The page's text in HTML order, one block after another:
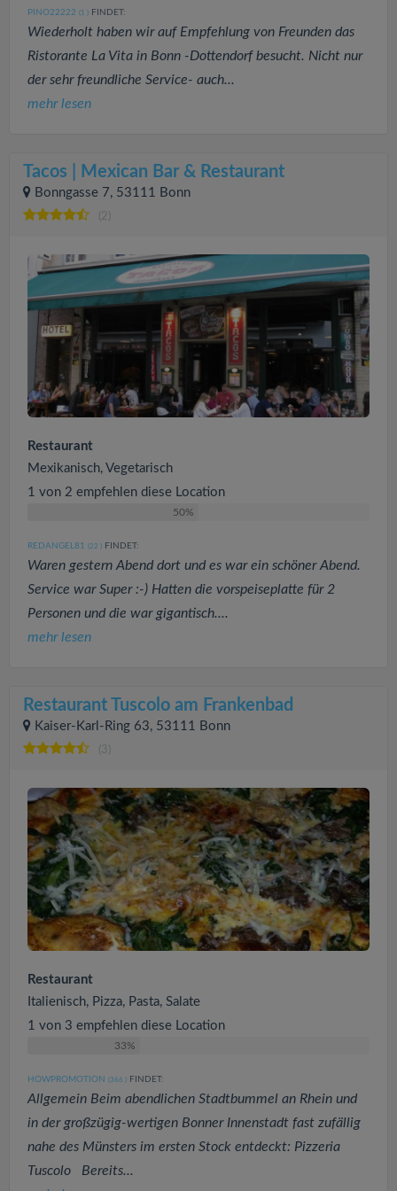
PINO22222 (1 ) FINDET:
Wiederholt haben wir auf Empfehlung von Freunden das
Ristorante La Vita in Bonn -Dottendorf besucht. Nicht nur
der sehr freundliche Service- auch...
mehr lesen
Tacos | Mexican Bar & Restaurant
Bonngasse 7, 53111 Bonn
(2)
Restaurant
Mexikanisch, Vegetarisch
1 von 2 empfehlen diese Location
50%
REDANGEL81 (22 ) FINDET:
Waren gestern Abend dort und es war ein schöner Abend.
Service war Super :-) Hatten die vorspeiseplatte für 2
Personen und die war gigantisch....
mehr lesen
Restaurant Tuscolo am Frankenbad
Kaiser-Karl-Ring 63, 53111 Bonn
(3)
Restaurant
Italienisch, Pizza, Pasta, Salate
1 von 3 empfehlen diese Location
33%
HOWPROMOTION (366 ) FINDET:
Allgemein Beim abendlichen Stadtbummel an Rhein und
in der großzügig-wertigen Bonner Innenstadt fast zufällig
nahe des Münsters im ersten Stock entdeckt: Pizzeria
Tuscolo Bereits...